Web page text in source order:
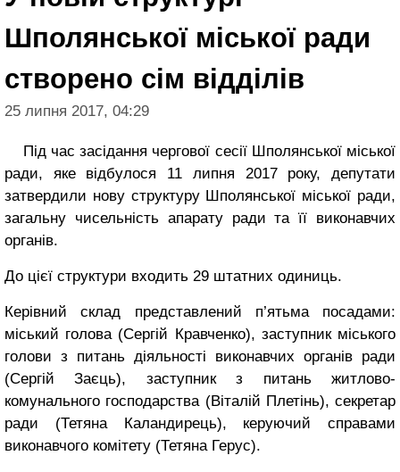
Шполянської міської ради
створено сім відділів
25 липня 2017, 04:29
Під час засідання чергової сесії Шполянської міської
ради, яке відбулося 11 липня 2017 року, депутати
затвердили нову структуру Шполянської міської ради,
загальну чисельність апарату ради та її виконавчих
органів.
До цієї структури входить 29 штатних одиниць.
Керівний склад представлений п’ятьма посадами:
міський голова (Сергій Кравченко), заступник міського
голови з питань діяльності виконавчих органів ради
(Сергій Заєць), заступник з питань житлово-
комунального господарства (Віталій Плетінь), секретар
ради (Тетяна Каландирець), керуючий справами
виконавчого комітету (Тетяна Герус).